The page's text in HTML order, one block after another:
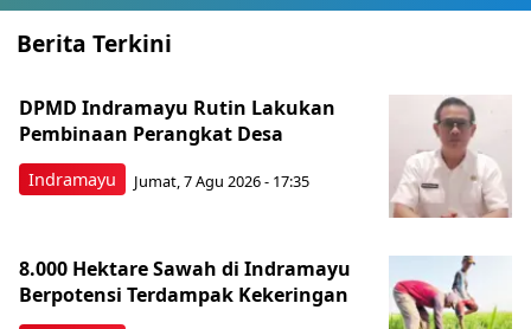
Berita Terkini
Indramayu
DPMD Indramayu Rutin Lakukan
Pembinaan Perangkat Desa
Jumat, 7 Agu 2026 - 17:35
8.000 Hektare Sawah di Indramayu
Berpotensi Terdampak Kekeringan